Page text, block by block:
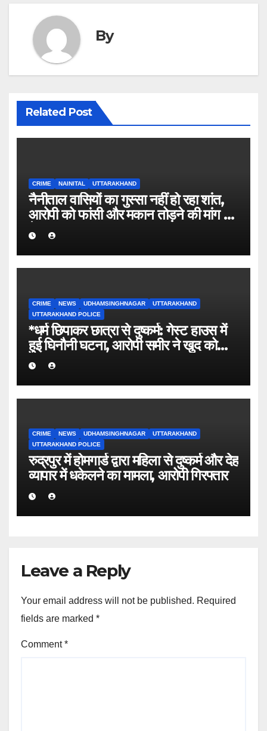
By
Related Post
CRIME NAINITAL UTTARAKHAND
नैनीताल वासियों का गुस्सा नहीं हो रहा शांत,
आरोपी को फांसी और मकान तोड़ने की मांग हुई
तेज
CRIME NEWS UDHAMSINGHNAGAR
UTTARAKHAND
UTTARAKHAND POLICE
*धर्म छिपाकर छात्रा से दुष्कर्म: गेस्ट हाउस में
हुई घिनौनी घटना, आरोपी समीर ने खुद को
बताया था सूरज।*
CRIME NEWS UDHAMSINGHNAGAR
UTTARAKHAND
UTTARAKHAND POLICE
रुद्रपुर में होमगार्ड द्वारा महिला से दुष्कर्म और देह
व्यापार में धकेलने का मामला, आरोपी गिरफ्तार
Leave a Reply
Your email address will not be published. Required
fields are marked *
Comment*